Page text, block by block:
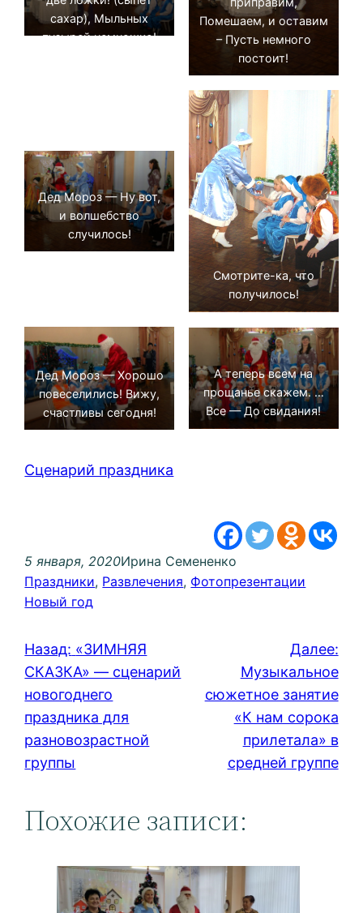
сахар), Мыльных
пузырей немножко!
Помешаем, и оставим
– Пусть немного
постоит!
Дед Мороз — Ну вот,
и волшебство
случилось!
Смотрите-ка, что
получилось!
Дед Мороз — Хорошо
повеселились! Вижу,
счастливы сегодня!
А теперь всем на
прощанье скажем. …
Все — До свидания!
Сценарий праздника
5 января, 2020Ирина Семененко
Праздники, Развлечения, Фотопрезентации
Новый год
Назад: «ЗИМНЯЯ
СКАЗКА» — сценарий
новогоднего
праздника для
разновозрастной
группы
Далее:
Музыкальное
сюжетное занятие
«К нам сорока
прилетала» в
средней группе
Похожие записи: